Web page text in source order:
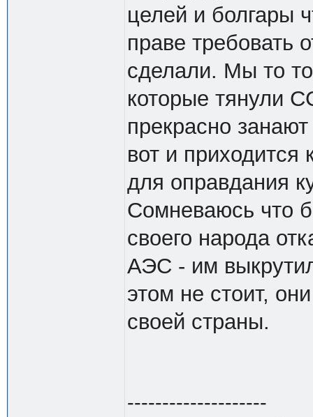
целей и болгары
праве требовать
сделали. Мы то
которые тянули
прекрасно
вот и приходится
для оправдания
Сомневаюсь что
своего народа
АЭС - им
этом не стоит,
своей страны.
--------------------